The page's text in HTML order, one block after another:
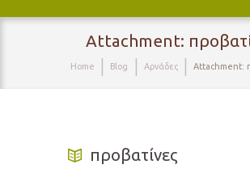
Attachment:
Home Blog Αρνάδες Attachment:
προβατίνες